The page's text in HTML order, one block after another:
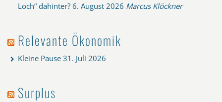
Loch“ dahinter? 6. August 2026 Marcus Klöckner
Relevante Ökonomik
Kleine Pause 31. Juli 2026
Surplus